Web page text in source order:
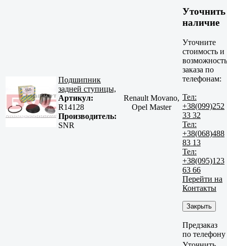
Подшипник
задней ступицы,
Артикул:
R14128
Производитель:
SNR
Renault Movano,
Opel Master
Уточнить
наличие
Уточните
стоимость и
возможность
заказа по
телефонам:
Тел:
+38(099)252
33 32
Тел:
+38(068)488
83 13
Тел:
+38(095)123
63 66
Перейти на
Контакты
Закрыть
Предзаказ
по телефону